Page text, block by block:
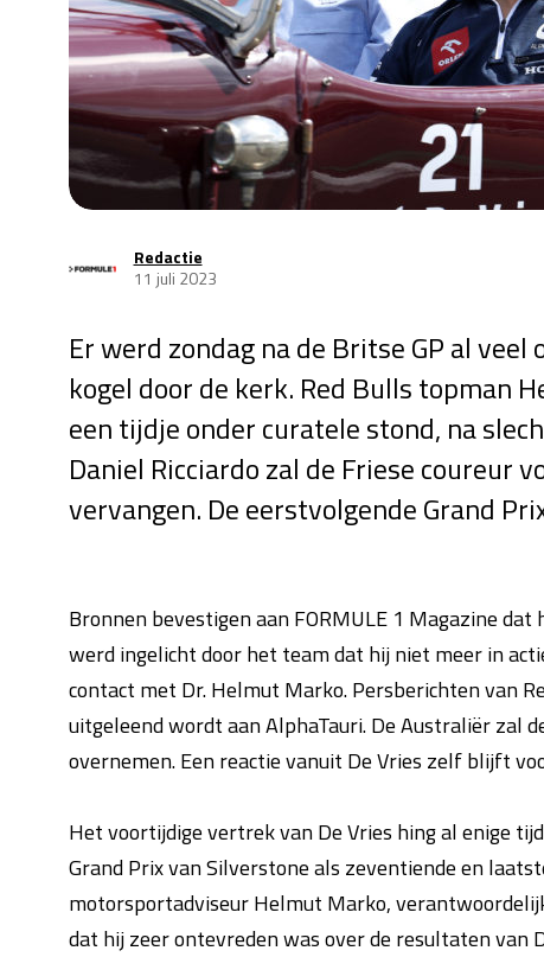
Redactie
11 juli 2023
Er werd zondag na de Britse GP al
kogel door de kerk. Red Bulls topman
een tijdje onder curatele stond, na
Daniel Ricciardo zal de Friese coureur
vervangen. De eerstvolgende Grand
Bronnen bevestigen aan FORMULE 1 Magazine
werd ingelicht door het team dat hij niet meer in
contact met Dr. Helmut Marko. Persberichten van
uitgeleend wordt aan AlphaTauri. De Australiër zal
overnemen. Een reactie vanuit De Vries zelf blijft
Het voortijdige vertrek van De Vries hing al enige
Grand Prix van Silverstone als zeventiende en
motorsportadviseur Helmut Marko,
dat hij zeer ontevreden was over de resultaten van